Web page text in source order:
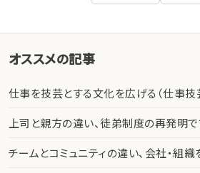
オススメの記事
仕事を技芸とする文化を広げる（仕事技
上司と親方の違い、徒弟制度の再発明
チームとコミュニティの違い、会社・組